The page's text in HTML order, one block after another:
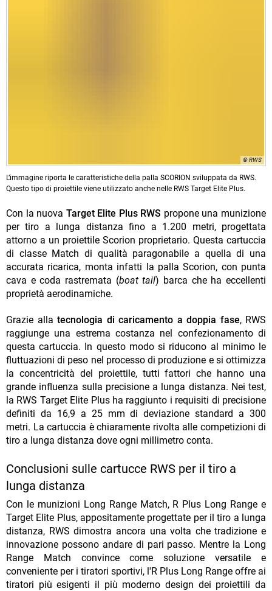
© RWS
L’immagine riporta le caratteristiche della palla SCORION sviluppata da RWS.
Questo tipo di proiettile viene utilizzato anche nelle RWS Target Elite Plus.
Con la nuova Target Elite Plus RWS propone una munizione
per tiro a lunga distanza fino a 1.200 metri, progettata
attorno a un proiettile Scorion proprietario. Questa cartuccia
di classe Match di qualità paragonabile a quella di una
accurata ricarica, monta infatti la palla Scorion, con punta
cava e coda rastremata (boat tail) barca che ha eccellenti
proprietà aerodinamiche.
Grazie alla tecnologia di caricamento a doppia fase, RWS
raggiunge una estrema costanza nel confezionamento di
questa cartuccia. In questo modo si riducono al minimo le
fluttuazioni di peso nel processo di produzione e si ottimizza
la concentricità del proiettile, tutti fattori che hanno una
grande influenza sulla precisione a lunga distanza. Nei test,
la RWS Target Elite Plus ha raggiunto i requisiti di precisione
definiti da 16,9 a 25 mm di deviazione standard a 300
metri. La cartuccia è chiaramente rivolta alle competizioni di
tiro a lunga distanza dove ogni millimetro conta.
Conclusioni sulle cartucce RWS per il tiro a
lunga distanza
Con le munizioni Long Range Match, R Plus Long Range e
Target Elite Plus, appositamente progettate per il tiro a lunga
distanza, RWS dimostra ancora una volta che tradizione e
innovazione possono andare di pari passo. Mentre la Long
Range Match convince come soluzione versatile e
conveniente per i tiratori sportivi, l'R Plus Long Range offre ai
tiratori più esigenti il più moderno design dei proiettili da